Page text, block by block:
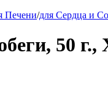
Печени/для Сердца и
50 г.,